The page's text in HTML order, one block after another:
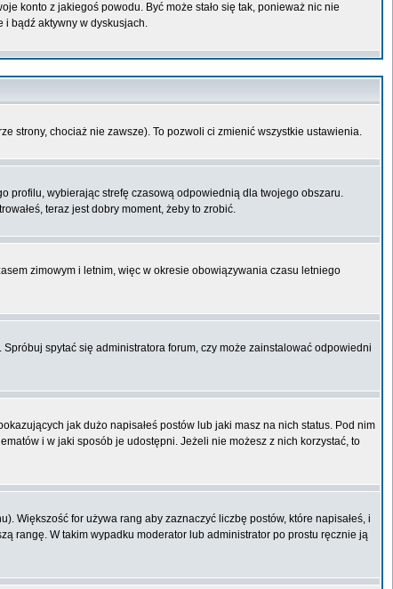
konto z jakiegoś powodu. Być może stało się tak, ponieważ nic nie
i bądź aktywny w dyskusjach.
strony, chociaż nie zawsze). To pozwoli ci zmienić wszystkie ustawienia.
profilu, wybierając strefę czasową odpowiednią dla twojego obszaru.
teraz jest dobry moment, żeby to zrobić.
zimowym i letnim, więc w okresie obowiązywania czasu letniego
spytać się administratora forum, czy może zainstalować odpowiedni
jak dużo napisałeś postów lub jaki masz na nich status. Pod nim
i w jaki sposób je udostępni. Jeżeli nie możesz z nich korzystać, to
Większość for używa rang aby zaznaczyć liczbę postów, które napisałeś, i
rangę. W takim wypadku moderator lub administrator po prostu ręcznie ją